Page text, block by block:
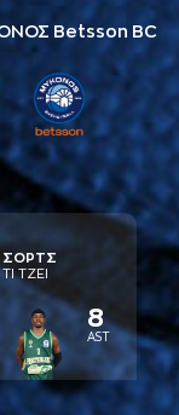
Betsson BC
ΣΟΡΤΣ
ΤΙ ΤΖΕΙ
8
AST